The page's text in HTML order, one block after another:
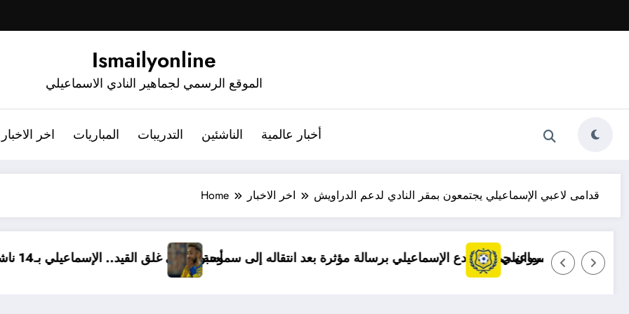
Ismailyonline
الموقع الرسمي لجماهير النادي الاسماعيلي
اخر الاخبار المباريات التدريبات الناشئين أخبار عالمية
Home اخر الاخبار قدامى لاعبي الإسماعيلي يجتمعون بمقر النادي لدعم الدراويش
أسبوع على غلق القيد.. الإسماعيلي بـ14مروان حمدي يودع الإسماعيلي برسالة مؤثرة بعد انتقاله إلى سموحةتوضيح مهم بشأن قضايا الإسماعيلي